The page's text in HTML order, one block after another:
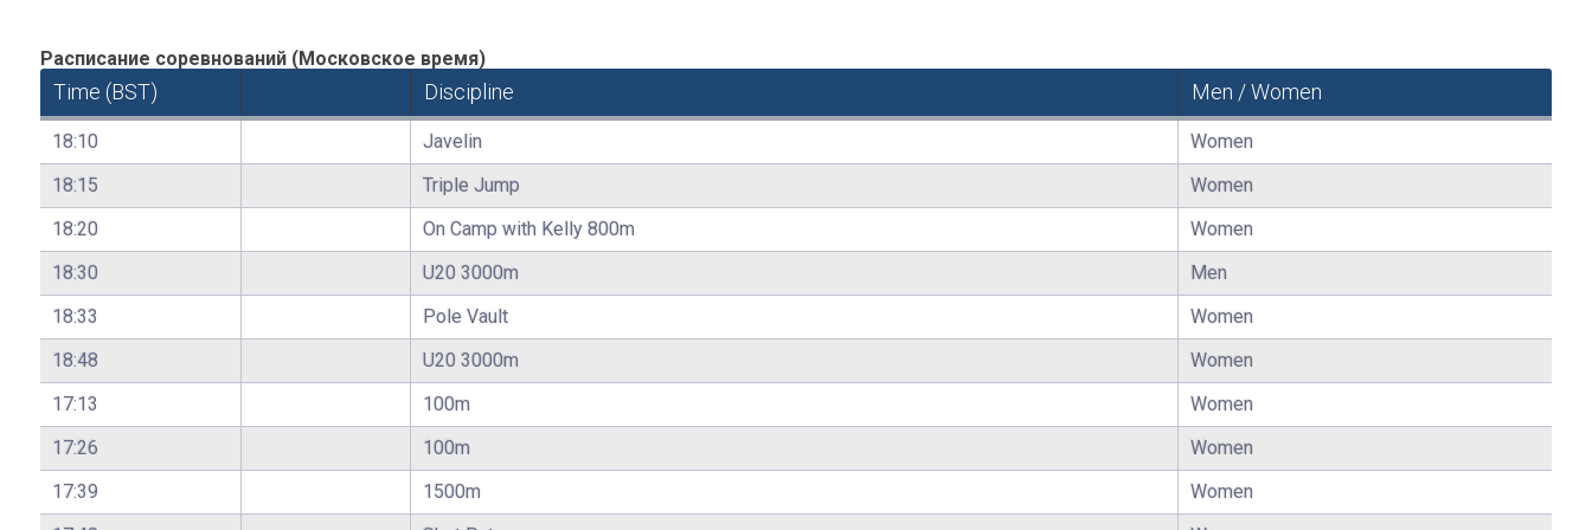
Расписание соревнований (Московское время)
Time (BST) Discipline Men / Women
18:10 Javelin
Women
18:15
Triple Jump
Women
18:20
On Camp with Kelly 800m
Women
18:30
U20 3000m
Men
18:33
Pole Vault
Women
18:48
U20 3000m
Women
17:13
100m
Women
17:26
100m
Women
17:39
1500m
Women